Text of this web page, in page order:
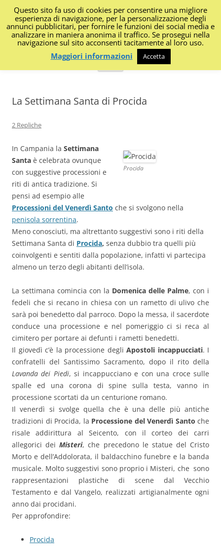
I Diari di Portanapoli
Impressioni, sapori, colori dalla regione
Vai
La Settimana Santa di Procida
2 Repliche
Procida
In Campania la Settimana
Santa è celebrata ovunque
con suggestive processioni e
riti di antica tradizione. Si
pensi ad esempio alle
Processioni del Venerdì Santo che si svolgono nella
penisola sorrentina.
Meno conosciuti, ma altrettanto suggestivi sono i riti della
Settimana Santa di Procida, senza dubbio tra quelli più
coinvolgenti e sentiti dalla popolazione, infatti vi partecipa
almeno un terzo degli abitanti dell’isola.
La settimana comincia con la Domenica delle Palme, con i
fedeli che si recano in chiesa con un rametto di ulivo che
sarà poi benedetto dal parroco. Dopo la messa, il sacerdote
conduce una processione e nel pomeriggio ci si reca al
cimitero per portare ai defunti i rametti benedetti.
Il giovedì c’è la processione degli Apostoli incappucciati. I
confratelli del Santissimo Sacramento, dopo il rito della
Lavanda dei Piedi, si incappucciano e con una croce sulle
spalle ed una corona di spine sulla testa, vanno in
processione scortati da un centurione romano.
Il venerdì si svolge quella che è una delle più antiche
tradizioni di Procida, la Processione del Venerdì Santo che
risale addirittura al Seicento, con il corteo dei carri
allegorici deiMisteri, che precedono le statue del Cristo
Morto e dell’Addolorata, il baldacchino funebre e la banda
musicale. Molto suggestivi sono proprio i Misteri, che sono
rappresentazioni plastiche di scene dal Vecchio
Testamento e dal Vangelo, realizzati artigianalmente ogni
anno dai procidani.
Per approfondire:
Procida
Questo sito fa uso di cookies per consentire una migliore
esperienza di navigazione, per la personalizzazione degli
annunci pubblicitari, per fornire le funzioni dei social media e
analizzare in maniera anonima il traffico. Se prosegui nella
navigazione sul sito acconsenti tacitamente al loro uso.
Maggiori informazioni
Accetta